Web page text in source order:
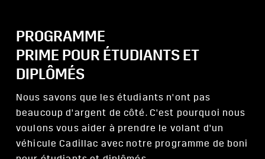
PROGRAMME
PRIME POUR ÉTUDIANTS ET
DIPLÔMÉS
Nous savons que les étudiants n'ont pas
beaucoup d'argent de côté. C'est pourquoi nous
voulons vous aider à prendre le volant d'un
véhicule Cadillac avec notre programme de boni